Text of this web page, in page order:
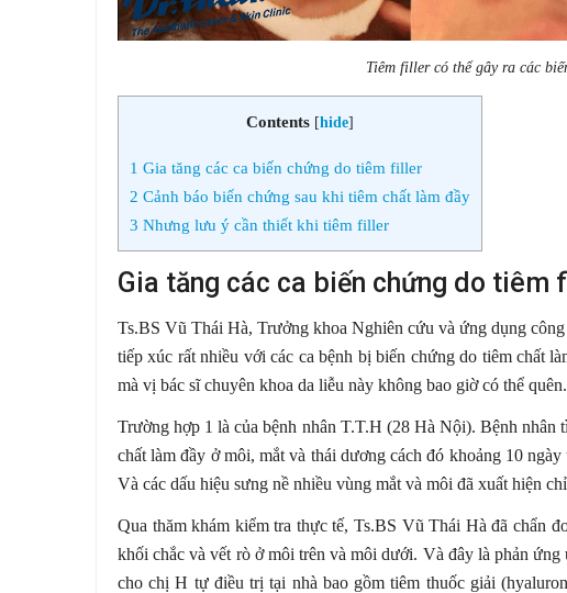
Tiêm filler có thể gây ra các
Contents [hide]
1 Gia tăng các ca biến chứng do tiêm filler
2 Cảnh báo biến chứng sau khi tiêm chất làm đầy
3 Nhưng lưu ý cần thiết khi tiêm filler
Gia tăng các ca biến chứng do tiêm
Ts.BS Vũ Thái Hà, Trưởng khoa Nghiên cứu và ứng dụng
tiếp xúc rất nhiều với các ca bệnh bị biến chứng do tiêm chất
mà vị bác sĩ chuyên khoa da liễu này không bao giờ có thể quên.
Trường hợp 1 là của bệnh nhân T.T.H (28 Hà Nội). Bệnh
chất làm đầy ở môi, mắt và thái dương cách đó khoảng 10
Và các dấu hiệu sưng nề nhiều vùng mắt và môi đã xuất hiện
Qua thăm khám kiểm tra thực tế, Ts.BS Vũ Thái Hà đã chẩn
khối chắc và vết rò ở môi trên và môi dưới. Và đây là phản ứng
cho chị H tự điều trị tại nhà bao gồm tiêm thuốc giải